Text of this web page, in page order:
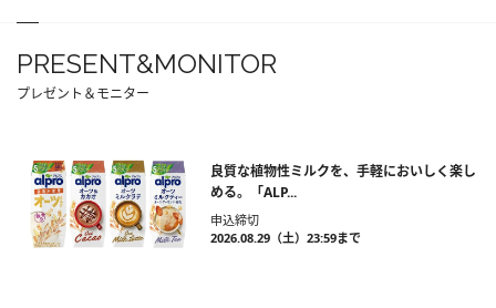
PRESENT&MONITOR
プレゼント＆モニター
良質な植物性ミルクを、手軽においしく楽し
める。「ALP...
申込締切
2026.08.29（土）23:59まで